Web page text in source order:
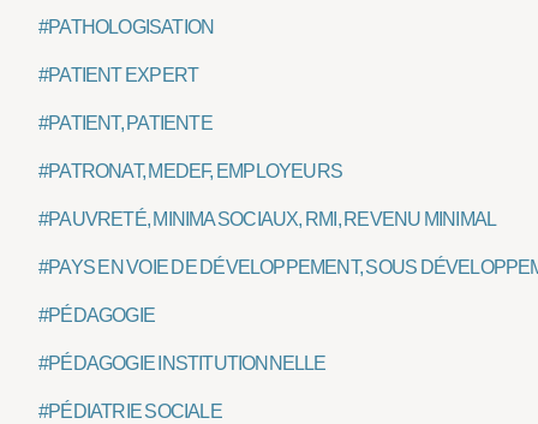
#PATHOLOGISATION
#PATIENT EXPERT
#PATIENT, PATIENTE
#PATRONAT, MEDEF, EMPLOYEURS
#PAUVRETÉ, MINIMA SOCIAUX, RMI, REVENU MINIMAL
#PAYS EN VOIE DE DÉVELOPPEMENT, SOUS
#PÉDAGOGIE
#PÉDAGOGIE INSTITUTIONNELLE
#PÉDIATRIE SOCIALE